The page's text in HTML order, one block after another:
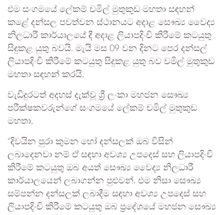
එම සංගමයේ ලේකම් චමිල් මුතුකුඩ මහතා සඳහන්
කළේ දන්සල පවත්වන ස්ථානයට අදාළ සෞඛ්‍ය වෛද්‍ය
නිලධාරී කාර්යාලයේ දී අදාළ ලියාපදිංචි කිරීමේ කටයුතු
සිදුකළ යුතු බවයි. මැයි මස 09 වන දිනට පෙර දන්සල්
ලියාපදිංචි කිරීමේ කටයුතු සිදුකළ යුතු බව චමිල් මුතුකුඩ
මහතා සඳහන් කරයි.
වැඩිදුරටත් අදහස් දැක්වූ ශ්‍රී ලංකා මහජන සෞඛ්‍ය
පරීක්ෂකවරුන්ගේ සංගමයේ ලේකම් චමිල් මුතුකුඩ
මහතා,
“දිවයින පුරා කුමන හෝ දන්සලක් ඔබ විසින්
ලබාදෙනවා නම් ඒ සඳහා අවශ්‍ය උපදෙස් සහ ලියාපදිංචි
කිරීමේ කටයුතු ඔබ අයත් සෞඛ්‍ය වෛද්‍ය නිලධාරී
කාර්යාලයෙන් ලබාගන්න පුළුවන්. එම නිසා සෞඛ්‍ය
සම්පන්න දන්සලක් ලබාදීම සඳහා අවශ්‍ය උපදෙස් සහ
ලියාපදිංචි කිරීමේ කටයුතු ඔබ ප්‍රදේශයේ මහජන සෞඛ්‍ය